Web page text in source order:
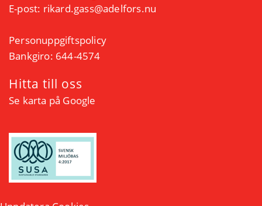
E-post: rikard.gass@adelfors.nu
Personuppgiftspolicy
Bankgiro: 644-4574
Hitta till oss
Se karta på Google